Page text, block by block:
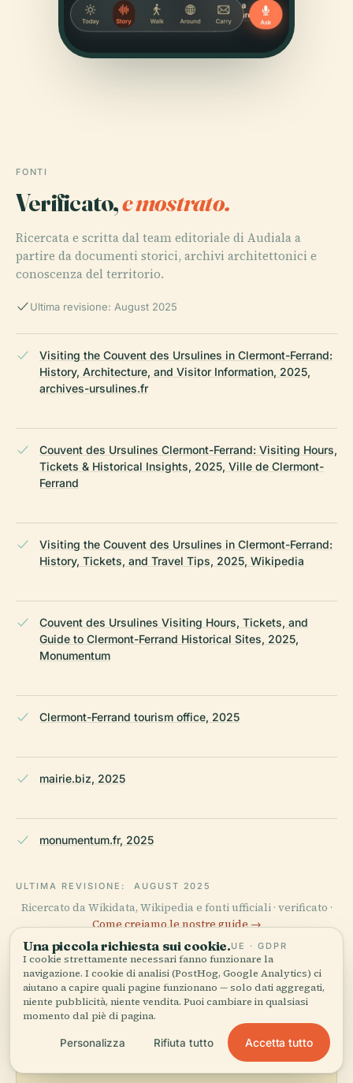
FONTI
Verificato,e mostrato.
Ricercata e scritta dal team editoriale di Audiala a
partire da documenti storici, archivi architettonici e
conoscenza del territorio.
Ultima revisione: August 2025
Visiting the Couvent des Ursulines in Clermont-Ferrand:
History, Architecture, and Visitor Information, 2025,
archives-ursulines.fr
Couvent des Ursulines Clermont-Ferrand: Visiting Hours,
Tickets & Historical Insights, 2025, Ville de Clermont-
Ferrand
Visiting the Couvent des Ursulines in Clermont-Ferrand:
History, Tickets, and Travel Tips, 2025, Wikipedia
Couvent des Ursulines Visiting Hours, Tickets, and
Guide to Clermont-Ferrand Historical Sites, 2025,
Monumentum
Clermont-Ferrand tourism office, 2025
mairie.biz, 2025
monumentum.fr, 2025
ULTIMA REVISIONE: AUGUST 2025
Ricercato da Wikidata, Wikipedia e fonti ufficiali · verificato ·
Come creiamo le nostre guide →
Esplora la zona
Vedi Convento delle
scopri cosa c'è nei
Vedi mappa
Una piccola richiesta sui cookie.UE · GDPR
I cookie strettamente necessari fanno funzionare la
navigazione. I cookie di analisi (PostHog, Google Analytics) ci
aiutano a capire quali pagine funzionano — solo dati aggregati,
niente pubblicità, niente vendita. Puoi cambiare in qualsiasi
momento dal piè di pagina.
Personalizza Rifiuta tutto Accetta tutto